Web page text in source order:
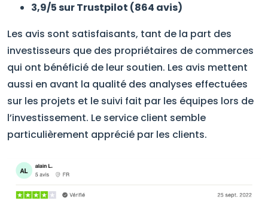
3,9/5 sur Trustpilot (864 avis)
Les avis sont satisfaisants, tant de la part des
investisseurs que des propriétaires de commerces
qui ont bénéficié de leur soutien. Les avis mettent
aussi en avant la qualité des analyses effectuées
sur les projets et le suivi fait par les équipes lors de
l’investissement. Le service client semble
particulièrement apprécié par les clients.